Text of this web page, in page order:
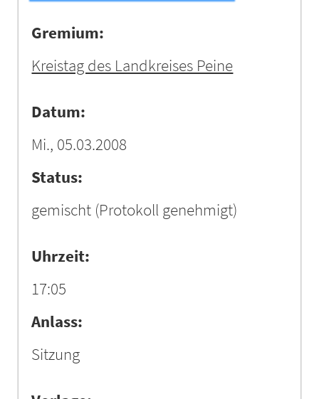
Gremium:
Kreistag des Landkreises Peine
Datum:
Mi., 05.03.2008
Status:
gemischt (Protokoll genehmigt)
Uhrzeit:
17:05
Anlass:
Sitzung